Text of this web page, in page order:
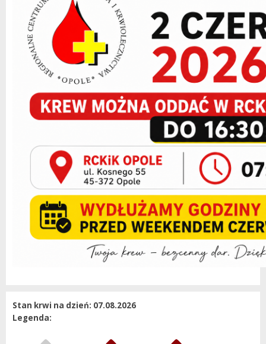
Stan krwi na dzień: 07.08.2026
Legenda: